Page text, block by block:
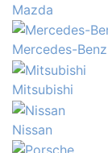
Mazda
Mercedes-Benz
Mitsubishi
Nissan